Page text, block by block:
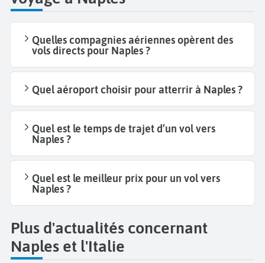
Quelles compagnies aériennes opèrent des
vols directs pour Naples ?
Quel aéroport choisir pour atterrir à Naples ?
Quel est le temps de trajet d’un vol vers
Naples ?
Quel est le meilleur prix pour un vol vers
Naples ?
Plus d'actualités concernant
Naples et l'Italie